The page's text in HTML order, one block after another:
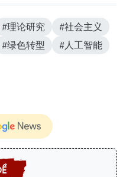
#理论研究
#社会主义
#绿色转型
#人工智能